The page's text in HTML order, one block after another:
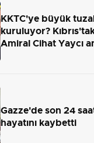
KKTC'ye büyük
kuruluyor?
Amiral Cihat Yaycı
Gazze'de son 24
hayatını kaybetti